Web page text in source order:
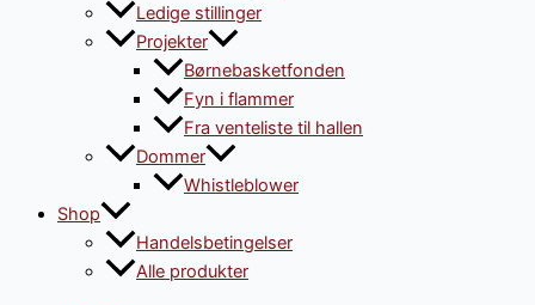
Ledige stillinger
Projekter
Børnebasketfonden
Fyn i flammer
Fra venteliste til hallen
Dommer
Whistleblower
Shop
Handelsbetingelser
Alle produkter